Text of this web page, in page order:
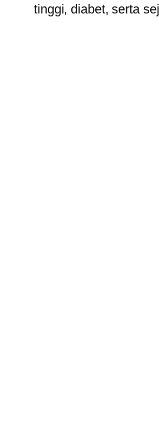
tinggi, diabet, serta